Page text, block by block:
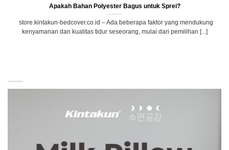
Apakah Bahan Polyester Bagus untuk Sprei?
store.kintakun-bedcover.co.id – Ada beberapa faktor yang mendukung
kenyamanan dan kualitas tidur seseorang, mulai dari pemilihan [...]